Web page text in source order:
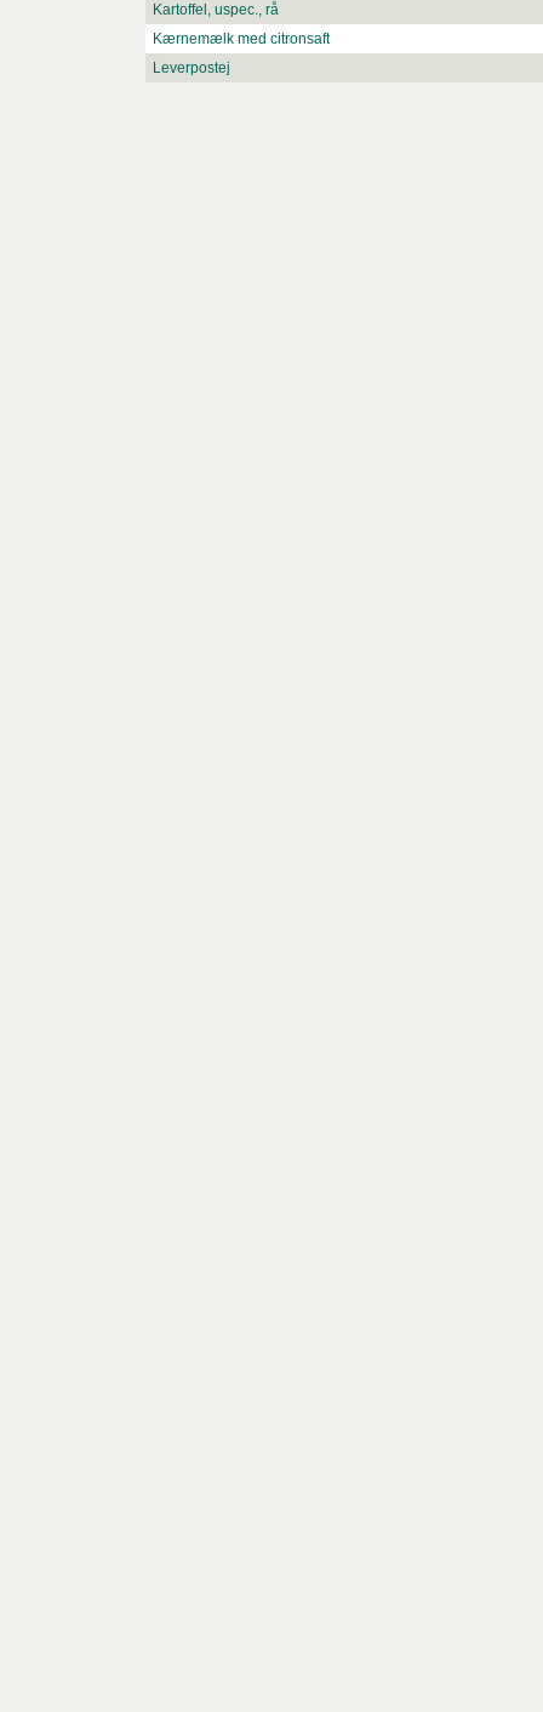
Kartoffel, uspec., rå
Kærnemælk med citronsaft
Leverpostej